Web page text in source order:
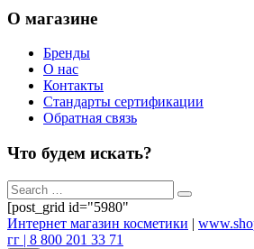
О магазине
Бренды
О нас
Контакты
Стандарты сертификации
Обратная связь
Что будем искать?
[post_grid id="5980"
Интернет магазин косметики |
гг | 8 800 201 33 71